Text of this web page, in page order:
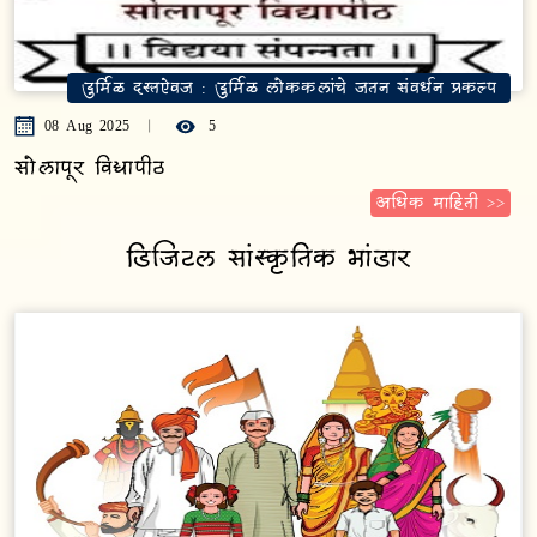
दुर्मिळ दस्तऐवज : दुर्मिळ लोककलांचे जतन संवर्धन प्रकल्प
08 Aug 2025 35
नांदेड विद्यापीठ
अधिक माहिती >>
डिजिटल सांस्कृतिक भांडार